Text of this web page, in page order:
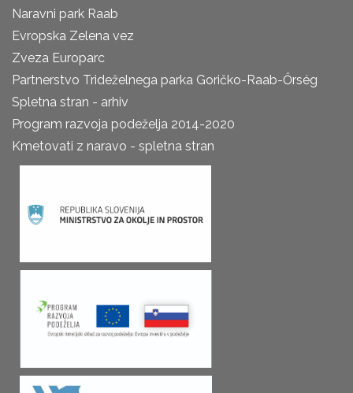
Naravni park Raab
Evropska Zelena vez
Zveza Europarc
Partnerstvo Trideželnega parka Goričko-Raab-Őrség
Spletna stran - arhiv
Program razvoja podeželja 2014-2020
Kmetovati z naravo - spletna stran